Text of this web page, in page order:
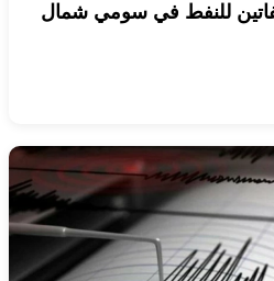
للنفط في سومي شمال